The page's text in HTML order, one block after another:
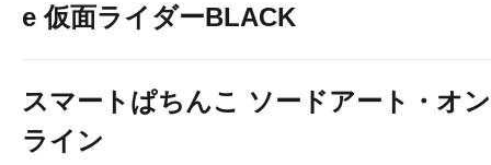
e 仮面ライダーBLACK
スマートぱちんこ ソードアート・オン
ライン